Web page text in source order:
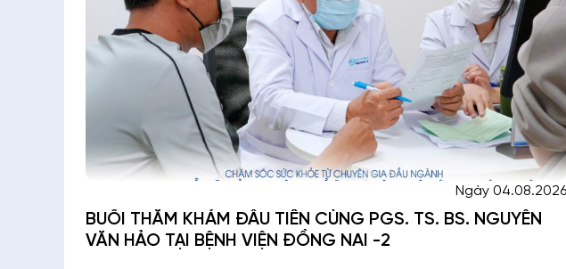
Ngày 04.08.2026
BUỔI THĂM KHÁM ĐẦU TIÊN CÙNG PGS. TS. BS. NGUYỄN
VĂN HẢO TẠI BỆNH VIỆN ĐỒNG NAI -2